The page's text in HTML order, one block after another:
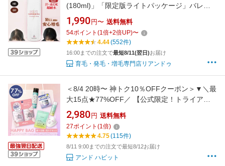
(180ml)」「限定版ライトパッケージ」バレな
い落ちない自然な増毛力！増毛ヘアパウダーや
かつらとは異なる新しい増毛方法 【増毛剤 薄
毛隠し 男性 女性 ボリュームアップヘアスプレ
ー メンズ レディース 円形脱毛症 薄毛対策】
1,990 円〜 送料無料
54ポイント (1倍+2倍UP)〜
4.44(552件)
16:00までの注文で最短8/11(翌日)お届け
育毛・発毛・増毛専門店リアンドゥ
＜8/4 20時〜 神トク10％OFFクーポン＞▼＼最
大15点★77%OFF／ 【公式限定！トライアル
にオススメ★ 選べる髪・肌ケアセット】 シャ
ンプー トリートメント セット シートマスク 美
容液 ヘアマスク ダメージ毛 送料無料 コラジェ
2,980 円 送料無料
27ポイント (1倍)
4.75(115件)
8/11 9:00までの注文で最短8/12お届け
アンド ハビット